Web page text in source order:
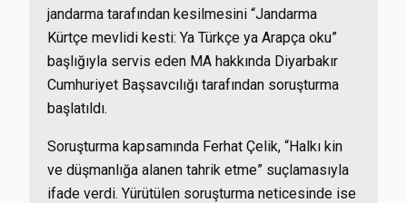
jandarma tarafından kesilmesini “Jandarma
Kürtçe mevlidi kesti: Ya Türkçe ya Arapça oku”
başlığıyla servis eden MA hakkında Diyarbakır
Cumhuriyet Başsavcılığı tarafından soruşturma
başlatıldı.
Soruşturma kapsamında Ferhat Çelik, “Halkı kin
ve düşmanlığa alanen tahrik etme” suçlamasıyla
ifade verdi. Yürütülen soruşturma neticesinde ise